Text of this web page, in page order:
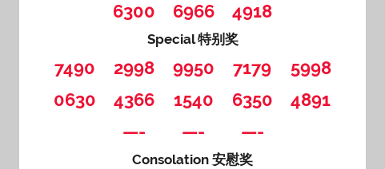
6300 6966 4918
Special 特别奖
7490 2998 9950 7179
5998
0630
4366 1540 6350
4891
—-
—- —-
Consolation 安慰奖